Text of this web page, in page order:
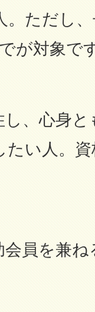
。ただし
が対象で
し、心身
たい人。
会員を兼ね